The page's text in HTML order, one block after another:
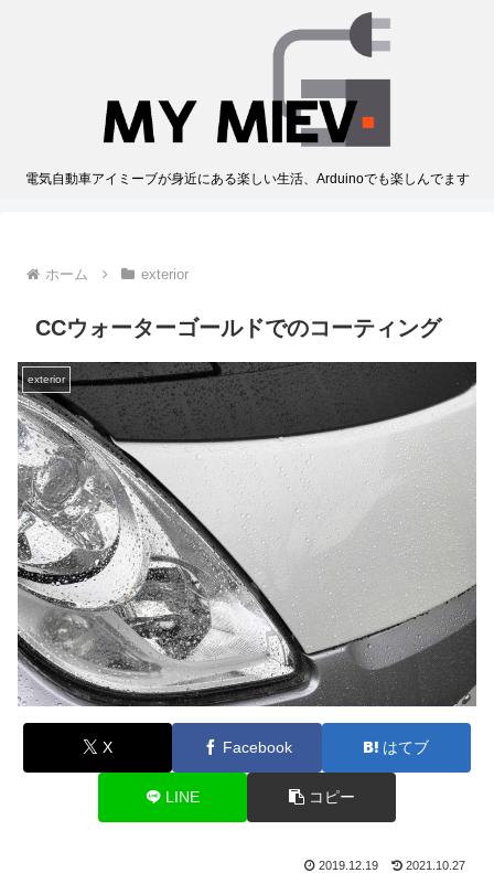
電気自動車アイミーブが身近にある楽しい生活、Arduinoでも楽しんでます
ホーム exterior
CCウォーターゴールドでのコーティング
exterior
X Facebook はてブ
LINE コピー
2019.12.19 2021.10.27